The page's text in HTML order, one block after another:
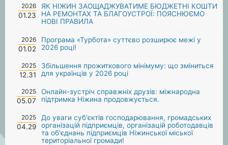
2026
01.23
ЯК НІЖИН ЗАОЩАДЖУВАТИМЕ БЮДЖЕТНІ КОШТИ
НА РЕМОНТАХ ТА БЛАГОУСТРОЇ: ПОЯСНЮЄМО
НОВІ ПРАВИЛА
2026
01.02
Програма «Турбота» суттєво розширює межі у
2026 році!
2025
12.31
Збільшення прожиткового мінімуму: що зміниться
для українців у 2026 році
2025
05.07
Онлайн-зустріч справжніх друзів: міжнародна
підтримка Ніжина продовжується.
2025
04.29
До уваги суб'єктів господарювання, громадських
організацій підприємців, організацій роботодавців
та об'єднань підприємців Ніжинської міської
територіальної громади!